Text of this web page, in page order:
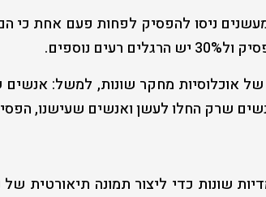
שיכולות הן לדוגמא: 20% מן המעשנים ניסו להפסיק
של אוכלוסיות מחקר שונות, למשל:
שרק החלו לעשן ואנשים שעישנו,
שונות כדי ליצור תמונה תיאורטית